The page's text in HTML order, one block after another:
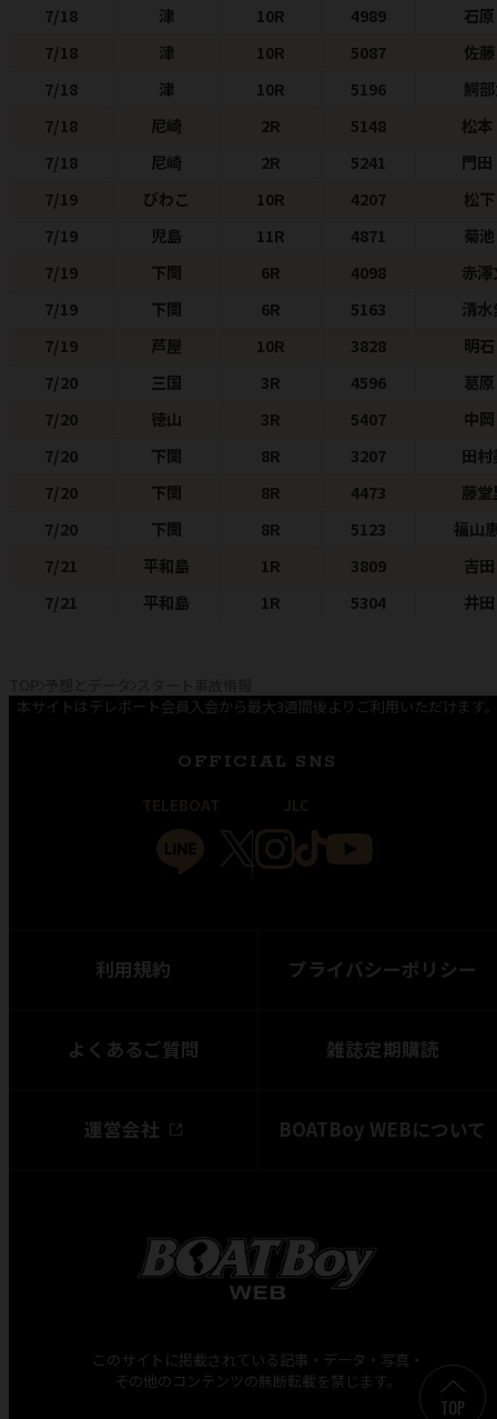
7/18
津 10R 4989
石
7/18
津 10R 5087
佐
7/18
津 10R 5196
鰐
7/18
尼崎 2R 5148
松
7/18
尼崎 2R 5241
門
7/19
びわこ 10R 4207
松
7/19
児島 11R 4871
菊
7/19
下関 6R 4098
赤
7/19
下関 6R 5163
清
7/19
芦屋 10R 3828
明
7/20
三国 3R 4596
葛
7/20
徳山 3R 5407
中
7/20
下関 8R 3207
田
7/20
下関 8R 4473
藤
7/20
下関 8R 5123
福山
7/21
平和島 1R 3809
吉
7/21
平和島 1R 5304 井
本サイトはテレボート会員入会から最大3週間後よりご利用いただけます
TOP
OFFICIAL SNS
利用規約 プライバシーポリシー
よくあるご質問 雑誌定期購読
運営会社 BOATBoy WEBについて
このサイトに掲載されている記事・データ・写真・
その他のコンテンツの無断転載を禁じます。